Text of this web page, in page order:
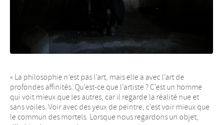
« La philosophie n’est pas l’art, mais elle a avec l’art de
profondes affinités. Qu’est-ce que l’artiste ? C’est un homme
qui voit mieux que les autres, car il regarde la réalité nue et
sans voiles. Voir avec des yeux de peintre, c’est voir mieux que
le commun des mortels. Lorsque nous regardons un objet,